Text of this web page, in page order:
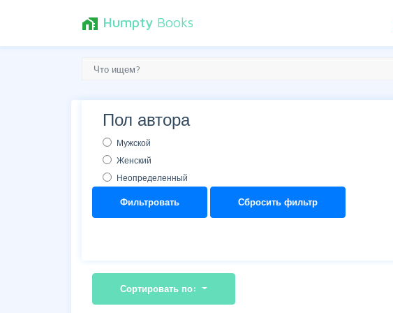
home_work Humpty Books
Пол автора
Мужской
Женский
Неопределенный
Фильтровать Сбросить фильтр
Сортировать по: